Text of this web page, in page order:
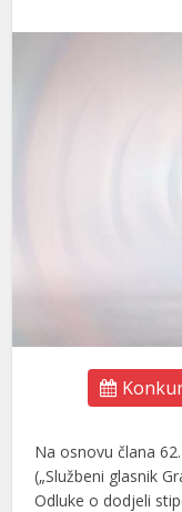
Na osnovu člana
(„Službeni glasnik
Odluke o dodjeli